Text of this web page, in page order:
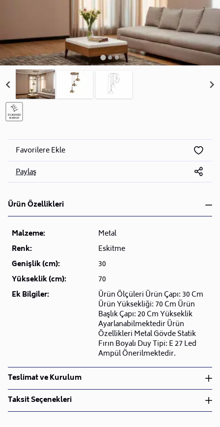
Favorilere Ekle
Paylaş
Ürün Özellikleri
Malzeme:
Metal
Renk:
Eskitme
Genişlik (cm):
30
Yükseklik (cm):
70
Ek Bilgiler:
Ürün Ölçüleri Ürün Çapı: 30 Cm
Ürün Yüksekliği: 70 Cm Ürün
Başlık Çapı: 20 Cm Yükseklik
Ayarlanabilmektedir Ürün
Özellikleri Metal Gövde Statik
Fırın Boyalı Duy Tipi: E 27 Led
Ampül Önerilmektedir.
Teslimat ve Kurulum
Teslimat ve Kurulum
• Siparişlerinizi aldıktan sonra en kısa sürede işleme
Taksit Seçenekleri